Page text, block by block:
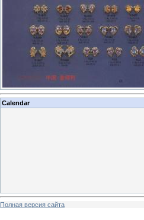
Calendar
Полная версия сайта